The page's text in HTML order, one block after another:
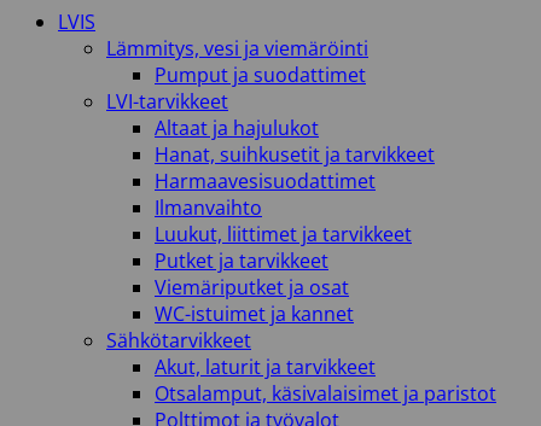
LVIS
Lämmitys, vesi ja viemäröinti
Pumput ja suodattimet
LVI-tarvikkeet
Altaat ja hajulukot
Hanat, suihkusetit ja tarvikkeet
Harmaavesisuodattimet
Ilmanvaihto
Luukut, liittimet ja tarvikkeet
Putket ja tarvikkeet
Viemäriputket ja osat
WC-istuimet ja kannet
Sähkötarvikkeet
Akut, laturit ja tarvikkeet
Otsalamput, käsivalaisimet ja paristot
Polttimot ja työvalot